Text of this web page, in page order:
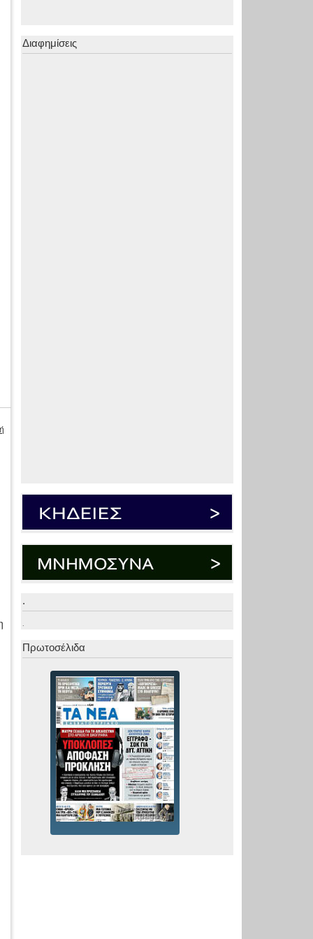
Διαφημίσεις
.
.
Πρωτοσέλιδα